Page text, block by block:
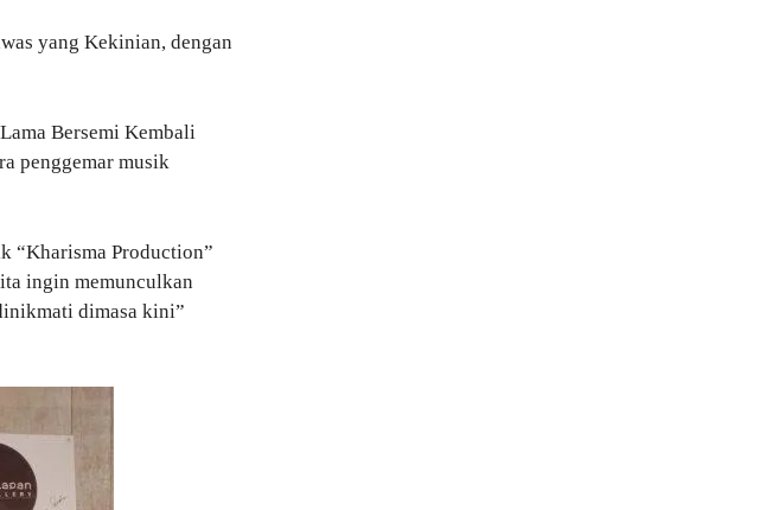
yang Kekinian, dengan
Bersemi Kembali
penggemar musik
“Kharisma Production”
ingin memunculkan
dimasa kini”